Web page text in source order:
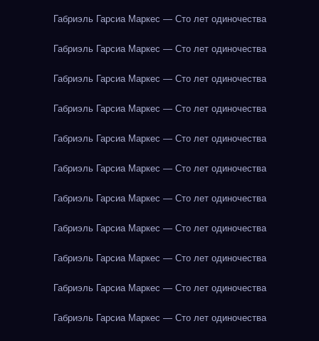
Габриэль Гарсиа Маркес — Сто лет одиночества
Габриэль Гарсиа Маркес — Сто лет одиночества
Габриэль Гарсиа Маркес — Сто лет одиночества
Габриэль Гарсиа Маркес — Сто лет одиночества
Габриэль Гарсиа Маркес — Сто лет одиночества
Габриэль Гарсиа Маркес — Сто лет одиночества
Габриэль Гарсиа Маркес — Сто лет одиночества
Габриэль Гарсиа Маркес — Сто лет одиночества
Габриэль Гарсиа Маркес — Сто лет одиночества
Габриэль Гарсиа Маркес — Сто лет одиночества
Габриэль Гарсиа Маркес — Сто лет одиночества